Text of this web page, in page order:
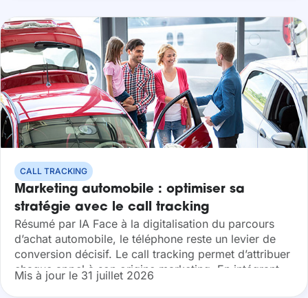
CALL TRACKING
Marketing automobile : optimiser sa
stratégie avec le call tracking
Résumé par IA Face à la digitalisation du parcours
d’achat automobile, le téléphone reste un levier de
conversion décisif. Le call tracking permet d’attribuer
chaque appel à son origine marketing. En intégrant
ces leads téléphoniques, vous...
Mis à jour le 31 juillet 2026